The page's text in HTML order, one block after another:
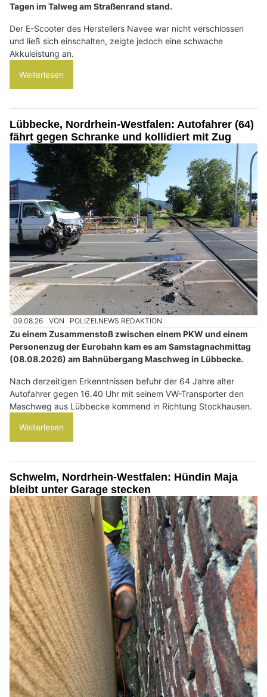
Tagen im Talweg am Straßenrand stand.
Der E-Scooter des Herstellers Navee war nicht verschlossen
und ließ sich einschalten, zeigte jedoch eine schwache
Akkuleistung an.
Weiterlesen
Lübbecke, Nordrhein-Westfalen: Autofahrer (64)
fährt gegen Schranke und kollidiert mit Zug
09.08.26 VON POLIZEI.NEWS REDAKTION
Zu einem Zusammenstoß zwischen einem PKW und einem
Personenzug der Eurobahn kam es am Samstagnachmittag
(08.08.2026) am Bahnübergang Maschweg in Lübbecke.
Nach derzeitigen Erkenntnissen befuhr der 64 Jahre alter
Autofahrer gegen 16.40 Uhr mit seinem VW-Transporter den
Maschweg aus Lübbecke kommend in Richtung Stockhausen.
Weiterlesen
Schwelm, Nordrhein-Westfalen: Hündin Maja
bleibt unter Garage stecken